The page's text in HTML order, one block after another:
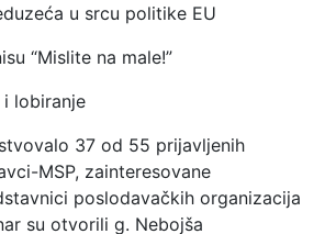
u srcu politike EU
“Mislite na male!”
lobiranje
37 od 55 prijavljenih
MSP, zainteresovane
poslodavačkih organizacija
su otvorili g. Nebojša